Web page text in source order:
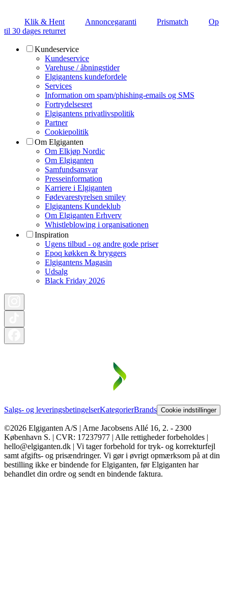
Klik & Hent Annoncegaranti Prismatch
Op
til 30 dages returret
Kundeservice
Kundeservice
Varehuse / åbningstider
Elgigantens kundefordele
Services
Information om spam/phishing-emails og SMS
Fortrydelsesret
Elgigantens privatlivspolitik
Partner
Cookiepolitik
Om Elgiganten
Om Elkjøp Nordic
Om Elgiganten
Samfundsansvar
Presseinformation
Karriere i Elgiganten
Fødevarestyrelsen smiley
Elgigantens Kundeklub
Om Elgiganten Erhverv
Whistleblowing i organisationen
Inspiration
Ugens tilbud - og andre gode priser
Epoq køkken & bryggers
Elgigantens Magasin
Udsalg
Black Friday 2026
Salgs- og leveringsbetingelserKategorierBrands Cookie indstillinger
©2026 Elgiganten A/S | Arne Jacobsens Allé 16, 2. - 2300
København S. | CVR: 17237977 | Alle rettigheder forbeholdes |
hello@elgiganten.dk | Vi tager forbehold for tryk- og korrekturfejl
samt afgifts- og prisændringer. Vi gør i øvrigt opmærksom på at din
bestilling ikke er bindende for Elgiganten, før Elgiganten har
behandlet din ordre og sendt en bindende faktura.